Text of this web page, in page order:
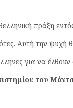
πράξη
Αυτή την ψυχή
για να έλθουν
του